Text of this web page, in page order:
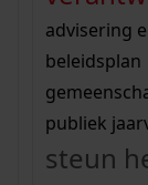
beeld en
uitleg
Wij helpen
bekijk alle
Wij helpen
bekijk alle
bekijk ons
advisering
beleidsplan
publiek
steun
Mijn